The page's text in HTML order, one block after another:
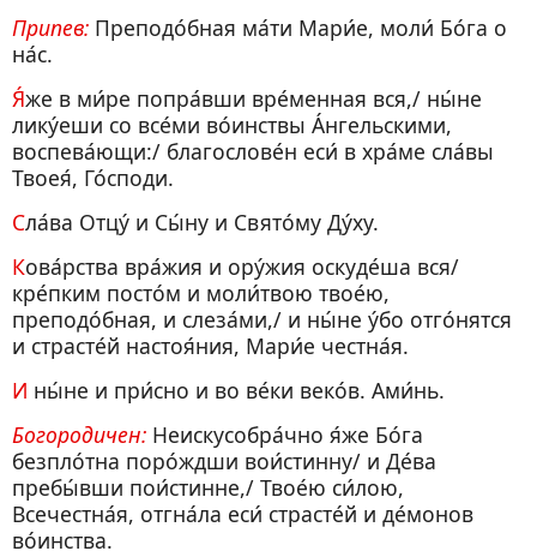
Припев: Преподо́бная ма́ти Мари́е, моли́ Бо́га о
на́с.
Я́же в ми́ре попра́вши вре́менная вся,/ ны́не
лику́еши со все́ми во́инствы А́нгельскими,
воспева́ющи:/ благослове́н еси́ в хра́ме сла́вы
Твоея́, Го́споди.
Сла́ва Отцу́ и Сы́ну и Свято́му Ду́ху.
Кова́рства вра́жия и ору́жия оскуде́ша вся/
кре́пким посто́м и моли́твою твое́ю,
преподо́бная, и слеза́ми,/ и ны́не у́бо отго́нятся
и страсте́й настоя́ния, Мари́е честна́я.
И ны́не и при́сно и во ве́ки веко́в. Ами́нь.
Богородичен: Неискусобра́чно я́же Бо́га
безпло́тна поро́ждши вои́стинну/ и Де́ва
пребы́вши пои́стинне,/ Твое́ю си́лою,
Всечестна́я, отгна́ла еси́ страсте́й и де́монов
во́инства.